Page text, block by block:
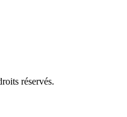
réservés.